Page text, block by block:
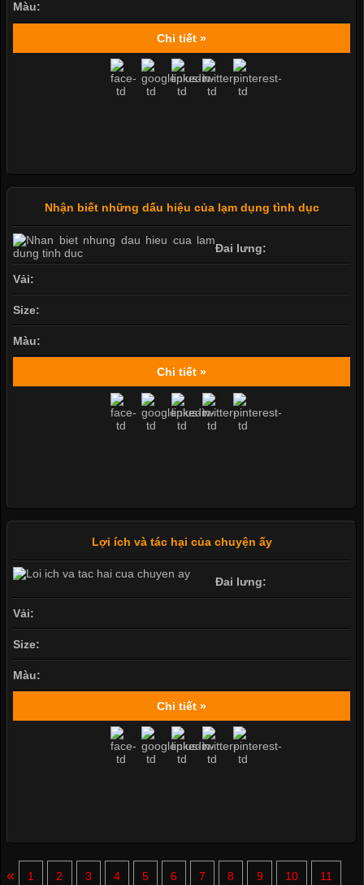
Màu:
Chi tiết »
Nhận biết những dấu hiệu của lạm dụng tình dục
Đai lưng:
Vải:
Size:
Màu:
Chi tiết »
Lợi ích và tác hại của chuyện ấy
Đai lưng:
Vải:
Size:
Màu:
Chi tiết »
« 1 2 3 4 5 6 7 8 9 10 11